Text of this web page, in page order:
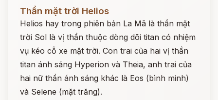
Đọc ngay
Thần mặt trời Helios
Helios hay trong phiên bản La Mã là thần mặt
trời Sol là vị thần thuộc dòng dõi titan có nhiệm
vụ kéo cỗ xe mặt trời. Con trai của hai vị thần
titan ánh sáng Hyperion và Theia, anh trai của
hai nữ thần ánh sáng khác là Eos (bình minh)
và Selene (mặt trăng).